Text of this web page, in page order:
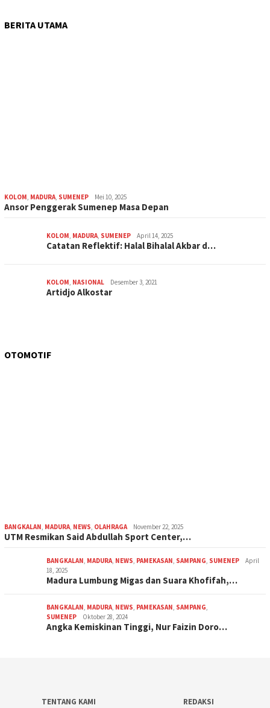
BERITA UTAMA
KOLOM, MADURA, SUMENEP Mei 10, 2025
Ansor Penggerak Sumenep Masa Depan
KOLOM, MADURA, SUMENEP April 14, 2025
Catatan Reflektif: Halal Bihalal Akbar d…
KOLOM, NASIONAL Desember 3, 2021
Artidjo Alkostar
OTOMOTIF
BANGKALAN MADURA NEWS OLAHRAGA November 22, 2025
UTM Resmikan Said Abdullah Sport Center,…
BANGKALAN MADURA NEWS PAMEKASAN SAMPANG SUMENEP
April
18, 2025
Madura Lumbung Migas dan Suara Khofifah,…
BANGKALAN MADURA NEWS PAMEKASAN SAMPANG
SUMENEP
Oktober 28, 2024
Angka Kemiskinan Tinggi, Nur Faizin Doro…
TENTANG KAMI REDAKSI